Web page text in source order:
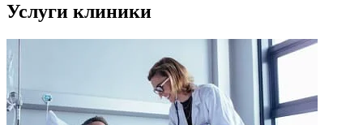
Услуги клиники